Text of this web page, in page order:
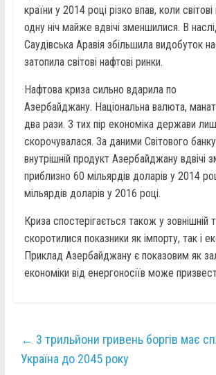
країни у 2014 році різко впав, коли
одну ніч майже вдвічі зменшилися. В
Саудівська Аравія збільшила видобуток
затопила світові нафтові ринки.
Нафтова криза сильно вдарила по
Азербайджану. Національна валюта, манат
два рази. З тих пір економіка держави
скорочувалася. За даними Світового
внутрішній продукт Азербайджану вдвічі
приблизно 60 мільярдів доларів у 2014
мільярдів доларів у 2016 році.
Криза спостерігається також у зовнішній
скоротилися показники як імпорту, так і
Приклад Азербайджану є показовим як
економіки від енергоносіїв може
← 3 трильйони гривень боргів має
Україна до 2045 року